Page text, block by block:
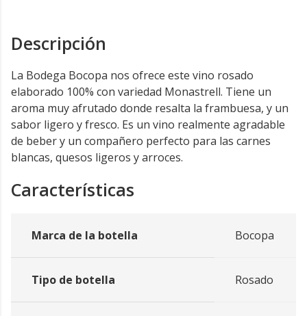
Descripción
La Bodega Bocopa nos ofrece este vino rosado
elaborado 100% con variedad Monastrell. Tiene un
aroma muy afrutado donde resalta la frambuesa, y un
sabor ligero y fresco. Es un vino realmente agradable
de beber y un compañero perfecto para las carnes
blancas, quesos ligeros y arroces.
Características
Marca de la botella Bocopa
Tipo de botella Rosado